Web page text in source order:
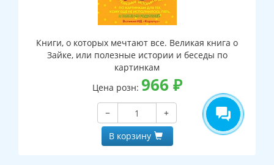
Книги, о которых мечтают все. Великая книга о
Зайке, или полезные истории и беседы по
картинкам
Цена розн: 966 ₽
−
+
В корзину